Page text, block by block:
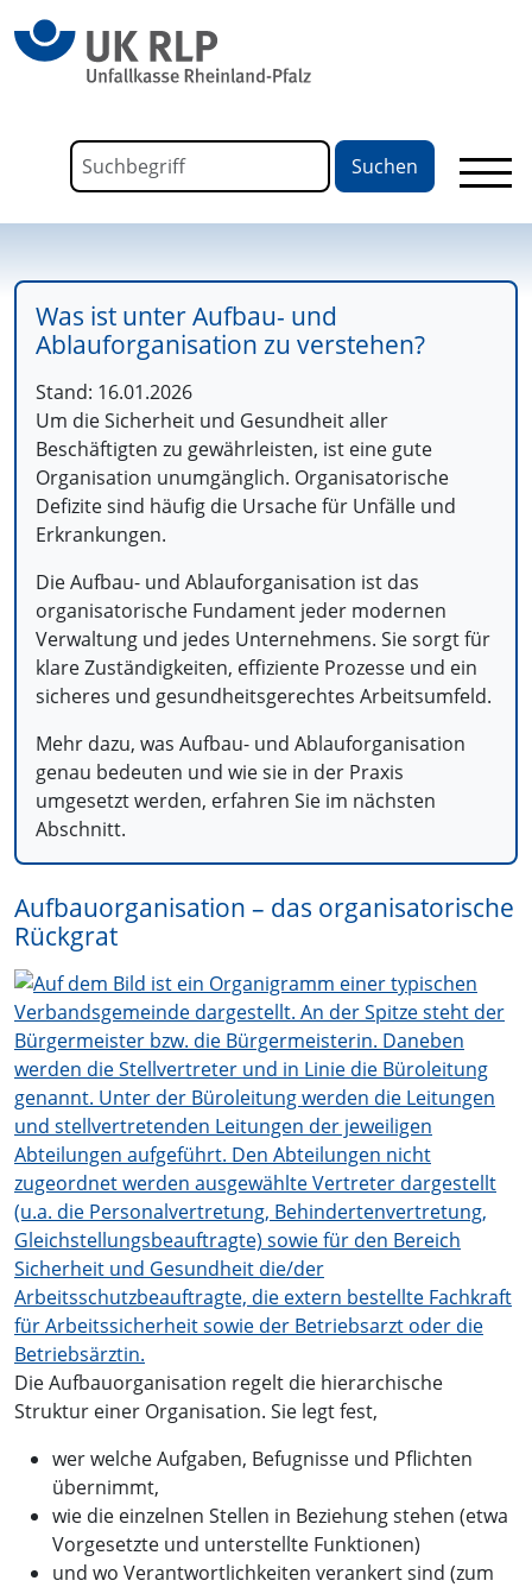
Formular für die Volltextsuche
Was ist unter Aufbau- und
Ablauforganisation zu verstehen?
Stand: 16.01.2026
Um die Sicherheit und Gesundheit aller
Beschäftigten zu gewährleisten, ist eine gute
Organisation unumgänglich. Organisatorische
Defizite sind häufig die Ursache für Unfälle und
Erkrankungen.
Die Aufbau- und Ablauforganisation ist das
organisatorische Fundament jeder modernen
Verwaltung und jedes Unternehmens. Sie sorgt für
klare Zuständigkeiten, effiziente Prozesse und ein
sicheres und gesundheitsgerechtes Arbeitsumfeld.
Mehr dazu, was Aufbau- und Ablauforganisation
genau bedeuten und wie sie in der Praxis
umgesetzt werden, erfahren Sie im nächsten
Abschnitt.
Aufbauorganisation – das organisatorische
Rückgrat
Die Aufbauorganisation regelt die hierarchische
Struktur einer Organisation. Sie legt fest,
wer welche Aufgaben, Befugnisse und Pflichten
übernimmt,
wie die einzelnen Stellen in Beziehung stehen (etwa
Vorgesetzte und unterstellte Funktionen)
und wo Verantwortlichkeiten verankert sind (zum